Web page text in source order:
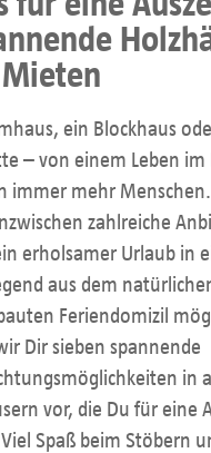
ein Blockhaus
– von einem Leben im
immer mehr
zahlreiche
erholsamer Urlaub in
aus dem
Feriendomizil
Dir sieben spannende
in
vor, die Du für eine
Spaß beim Stöbern